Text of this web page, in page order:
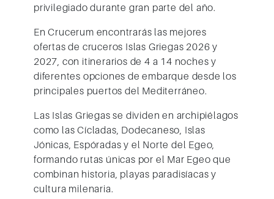
privilegiado durante gran parte del año.
En Crucerum encontrarás las mejores
ofertas de cruceros Islas Griegas 2026 y
2027 , con itinerarios de 4 a 14 noches y
diferentes opciones de embarque desde los
principales puertos del Mediterráneo.
Las Islas Griegas se dividen en archipiélagos
como lasCícladas, Dodecaneso, Islas
Jónicas, Espóradas y el Norte del Egeo
formando rutas únicas por el Mar Egeo que
combinan historia, playas paradisíacas y
cultura milenaria.